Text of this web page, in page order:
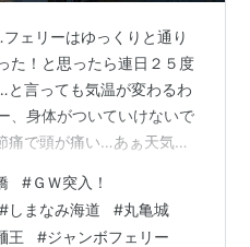
ェリーはゆっくりと通り
た！と思ったら連日２５度
言っても気温が変わるわ
、身体がついていけないで
で頭が痛い…あぁ天気が
ょうか。 それとも休みを
か？ ワタクシは人混みが
#ＧＷ突入！
#しまなみ海道 #丸亀城
王 #ジャンボフェリー